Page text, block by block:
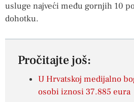
usluge najveći među gornjih 10
dohotku.
Pročitajte još:
U Hrvatskoj medijalno
osobi iznosi 37.885 eura